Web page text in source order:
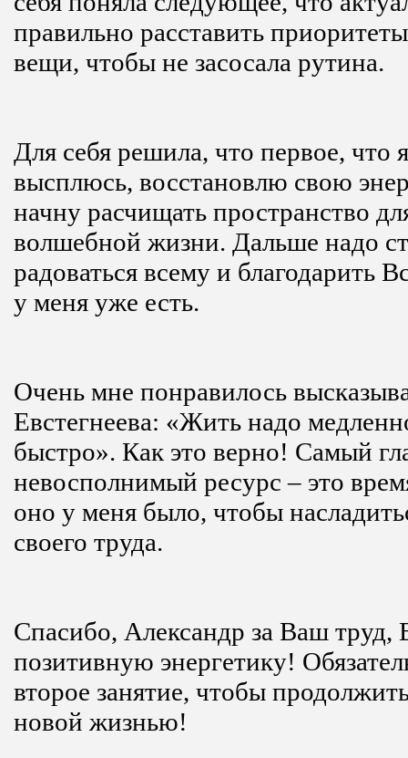
правильно расставить
вещи, чтобы не засосала рутина.
Для себя решила, что первое, что
высплюсь, восстановлю свою
начну расчищать пространство
волшебной жизни. Дальше надо
радоваться всему и благодарить
у меня уже есть.
Очень мне понравилось
Евстегнеева: «Жить надо
быстро». Как это верно! Самый
невосполнимый ресурс – это
оно у меня было, чтобы
своего труда.
Спасибо, Александр за Ваш
позитивную энергетику!
второе занятие, чтобы
новой жизнью!